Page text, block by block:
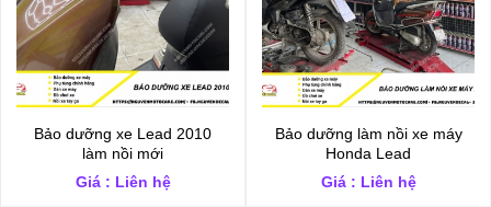
Bảo dưỡng xe Lead 2010
làm nồi mới
Giá : Liên hệ
Bảo dưỡng làm nồi xe máy
Honda Lead
Giá : Liên hệ